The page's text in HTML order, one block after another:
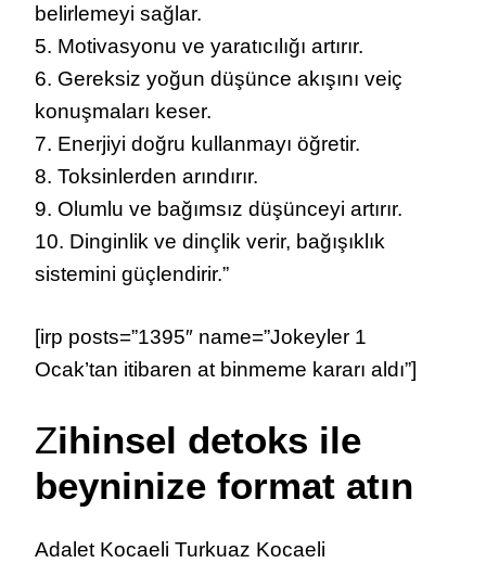
belirlemeyi sağlar.
5. Motivasyonu ve yaratıcılığı artırır.
6. Gereksiz yoğun düşünce akışını veiç
konuşmaları keser.
7. Enerjiyi doğru kullanmayı öğretir.
8. Toksinlerden arındırır.
9. Olumlu ve bağımsız düşünceyi artırır.
10. Dinginlik ve dinçlik verir, bağışıklık
sistemini güçlendirir.”
[irp posts=”1395″ name=”Jokeyler 1
Ocak’tan itibaren at binmeme kararı aldı”]
Zihinsel detoks ile
beyninize format atın
Adalet Kocaeli Turkuaz Kocaeli